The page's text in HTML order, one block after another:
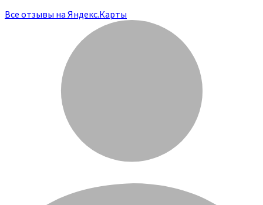
Все отзывы на Яндекс.Карты